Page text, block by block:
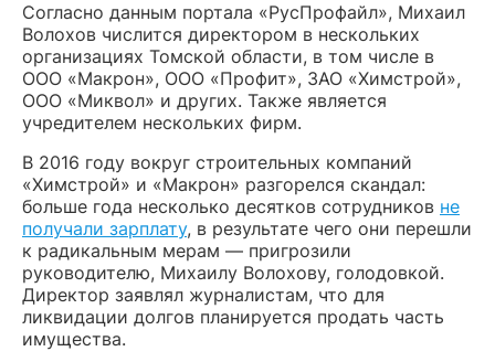
Согласно данным портала «РусПрофайл», Михаил
Волохов числится директором в нескольких
организациях Томской области, в том числе в
ООО «Макрон», ООО «Профит», ЗАО «Химстрой»,
ООО «Миквол» и других. Также является
учредителем нескольких фирм.
В 2016 году вокруг строительных компаний
«Химстрой» и «Макрон» разгорелся скандал:
больше года несколько десятков сотрудников не
получали зарплату, в результате чего они перешли
к радикальным мерам — пригрозили
руководителю, Михаилу Волохову, голодовкой.
Директор заявлял журналистам, что для
ликвидации долгов планируется продать часть
имущества.